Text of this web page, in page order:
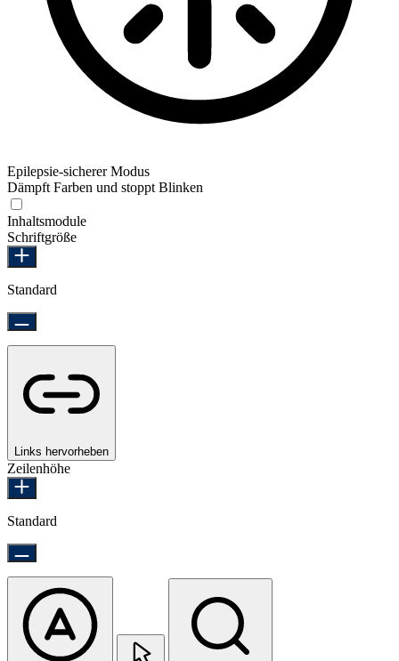
Epilepsie-sicherer Modus
Dämpft Farben und stoppt Blinken
Inhaltsmodule
Schriftgröße
Standard
Links hervorheben
Zeilenhöhe
Standard